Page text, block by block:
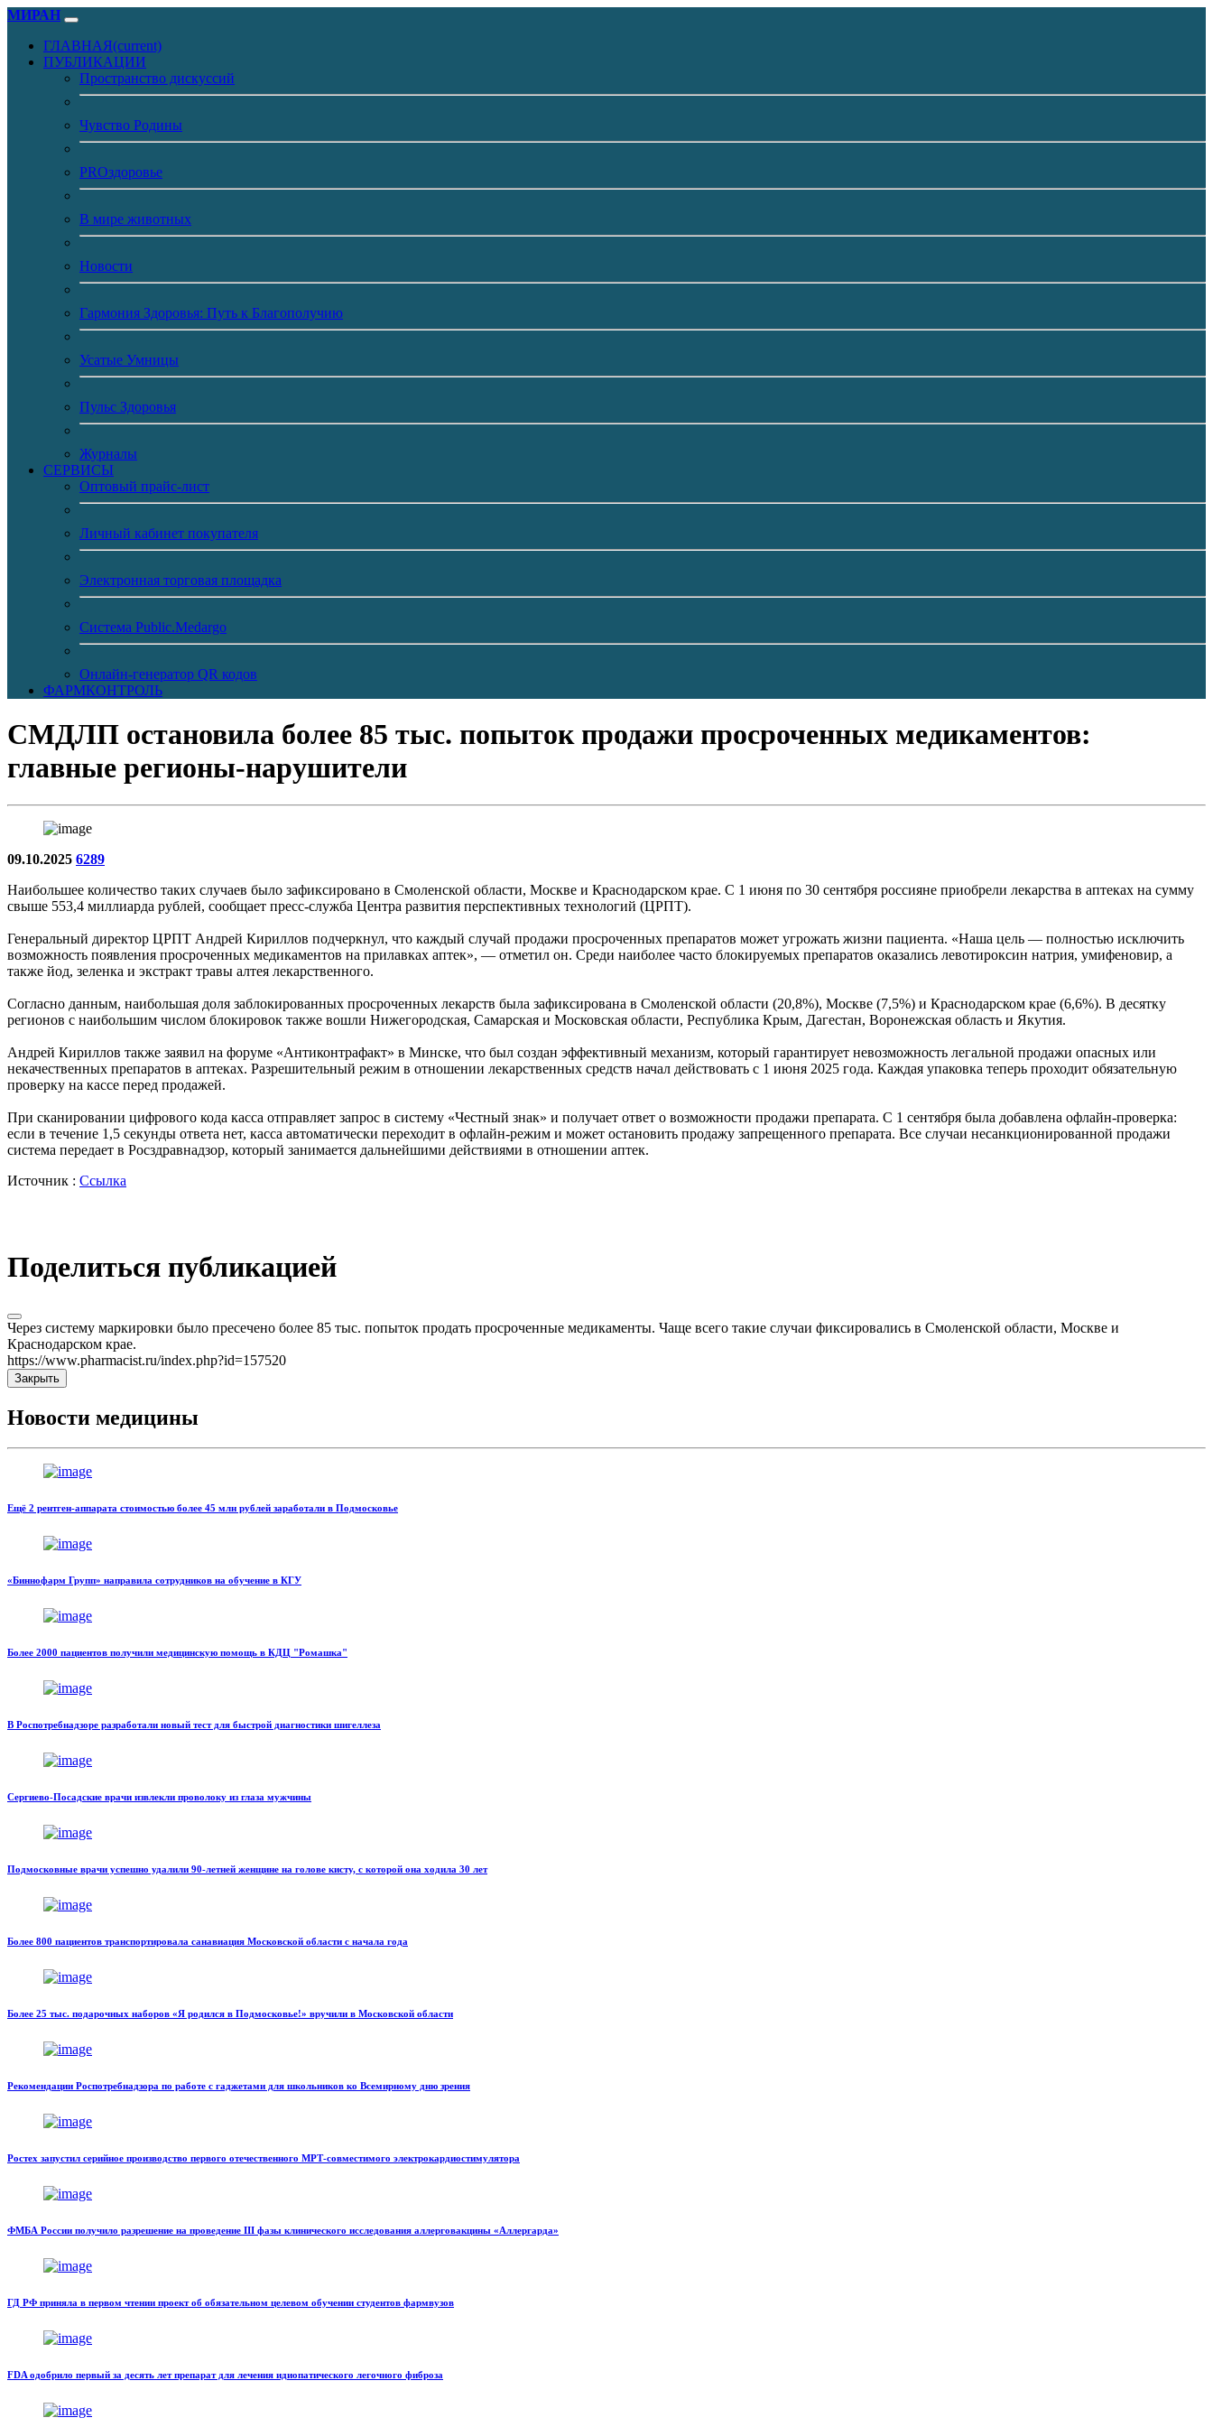
МИРАН
ГЛАВНАЯ(current)
ПУБЛИКАЦИИ
Пространство дискуссий
Чувство Родины
PROздоровье
В мире животных
Новости
Гармония Здоровья: Путь к Благополучию
Усатые Умницы
Пульс Здоровья
Журналы
CЕРВИСЫ
Оптовый прайс-лист
Личный кабинет покупателя
Электронная торговая площадка
Система Public.Medargo
Онлайн-генератор QR кодов
ФАРМКОНТРОЛЬ
СМДЛП остановила более 85 тыс. попыток продажи просроченных медикаментов:
главные регионы-нарушители
09.10.2025 6289
Наибольшее количество таких случаев было зафиксировано в Смоленской области, Москве и Краснодарском крае. С 1 июня по 30 сентября россияне приобрели лекарства в аптеках на сумму
свыше 553,4 миллиарда рублей, сообщает пресс-служба Центра развития перспективных технологий (ЦРПТ).
Генеральный директор ЦРПТ Андрей Кириллов подчеркнул, что каждый случай продажи просроченных препаратов может угрожать жизни пациента. «Наша цель — полностью исключить
возможность появления просроченных медикаментов на прилавках аптек», — отметил он. Среди наиболее часто блокируемых препаратов оказались левотироксин натрия, умифеновир, а
также йод, зеленка и экстракт травы алтея лекарственного.
Согласно данным, наибольшая доля заблокированных просроченных лекарств была зафиксирована в Смоленской области (20,8%), Москве (7,5%) и Краснодарском крае (6,6%). В десятку
регионов с наибольшим числом блокировок также вошли Нижегородская, Самарская и Московская области, Республика Крым, Дагестан, Воронежская область и Якутия.
Андрей Кириллов также заявил на форуме «Антиконтрафакт» в Минске, что был создан эффективный механизм, который гарантирует невозможность легальной продажи опасных или
некачественных препаратов в аптеках. Разрешительный режим в отношении лекарственных средств начал действовать с 1 июня 2025 года. Каждая упаковка теперь проходит обязательную
проверку на кассе перед продажей.
При сканировании цифрового кода касса отправляет запрос в систему «Честный знак» и получает ответ о возможности продажи препарата. С 1 сентября была добавлена офлайн-проверка:
если в течение 1,5 секунды ответа нет, касса автоматически переходит в офлайн-режим и может остановить продажу запрещенного препарата. Все случаи несанкционированной продажи
система передает в Росздравнадзор, который занимается дальнейшими действиями в отношении аптек.
Источник : Ссылка
Поделиться публикацией
Через систему маркировки было пресечено более 85 тыс. попыток продать просроченные медикаменты. Чаще всего такие случаи фиксировались в Смоленской области, Москве и
Краснодарском крае.
https://www.pharmacist.ru/index.php?id=157520
Закрыть
Новости медицины
Ещё 2 рентген-аппарата стоимостью более 45 млн рублей заработали в Подмосковье
«Биннофарм Групп» направила сотрудников на обучение в КГУ
Более 2000 пациентов получили медицинскую помощь в КДЦ "Ромашка"
В Роспотребнадзоре разработали новый тест для быстрой диагностики шигеллеза
Сергиево-Посадские врачи извлекли проволоку из глаза мужчины
Подмосковные врачи успешно удалили 90-летней женщине на голове кисту, с которой она ходила 30 лет
Более 800 пациентов транспортировала санавиация Московской области с начала года
Более 25 тыс. подарочных наборов «Я родился в Подмосковье!» вручили в Московской области
Рекомендации Роспотребнадзора по работе с гаджетами для школьников ко Всемирному дню зрения
Ростех запустил серийное производство первого отечественного МРТ-совместимого электрокардиостимулятора
ФМБА России получило разрешение на проведение III фазы клинического исследования аллерговакцины «Аллергарда»
ГД РФ приняла в первом чтении проект об обязательном целевом обучении студентов фармвузов
FDA одобрило первый за десять лет препарат для лечения идиопатического легочного фиброза